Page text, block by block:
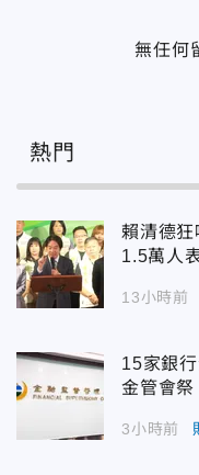
無任何
熱門
賴清德
1.5萬人
13小時前
15家銀
金管會祭
3小時前